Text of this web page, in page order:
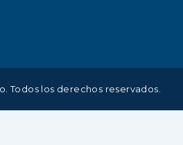
Todos los derechos reservados.